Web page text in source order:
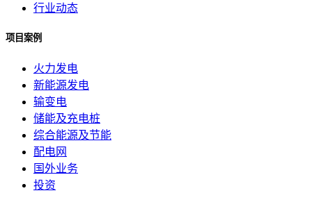
行业动态
项目案例
火力发电
新能源发电
输变电
储能及充电桩
综合能源及节能
配电网
国外业务
投资